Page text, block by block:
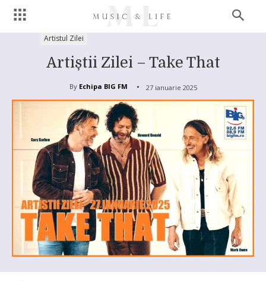
Artistul Zilei
Artiștii Zilei – Take That
By Echipa BIG FM 27 ianuarie 2025